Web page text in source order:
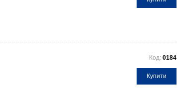
Код: 0184
Купити